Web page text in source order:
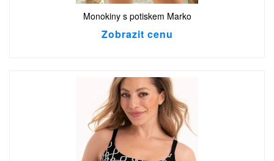
Monokiny s potiskem Marko
Zobrazit cenu